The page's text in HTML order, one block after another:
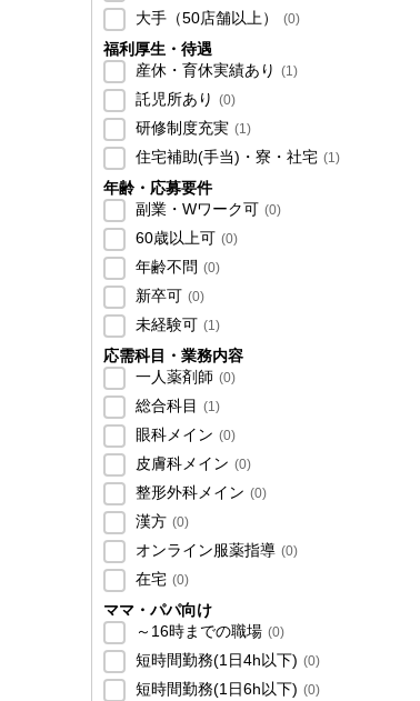
大手（50店舗以上） (0)
福利厚生・待遇
産休・育休実績あり (1)
託児所あり (0)
研修制度充実 (1)
住宅補助(手当)・寮・社宅 (1)
年齢・応募要件
副業・Wワーク可 (0)
60歳以上可 (0)
年齢不問 (0)
新卒可 (0)
未経験可 (1)
応需科目・業務内容
一人薬剤師 (0)
総合科目 (1)
眼科メイン (0)
皮膚科メイン (0)
整形外科メイン (0)
漢方 (0)
オンライン服薬指導 (0)
在宅 (0)
ママ・パパ向け
～16時までの職場 (0)
短時間勤務(1日4h以下) (0)
短時間勤務(1日6h以下) (0)